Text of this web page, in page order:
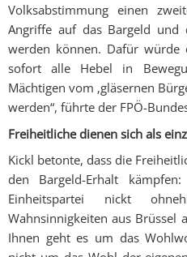
Volksabstimmung einen
Angriffe auf das Bargeld und
werden können. Dafür würde
sofort alle Hebel in
Mächtigen vom ‚gläsernen
werden“, führte der FPÖ-
Freiheitliche dienen sich als
Kickl betonte, dass die
den Bargeld-Erhalt
Einheitspartei nickt
Wahnsinnigkeiten aus Brüssel
Ihnen geht es um das